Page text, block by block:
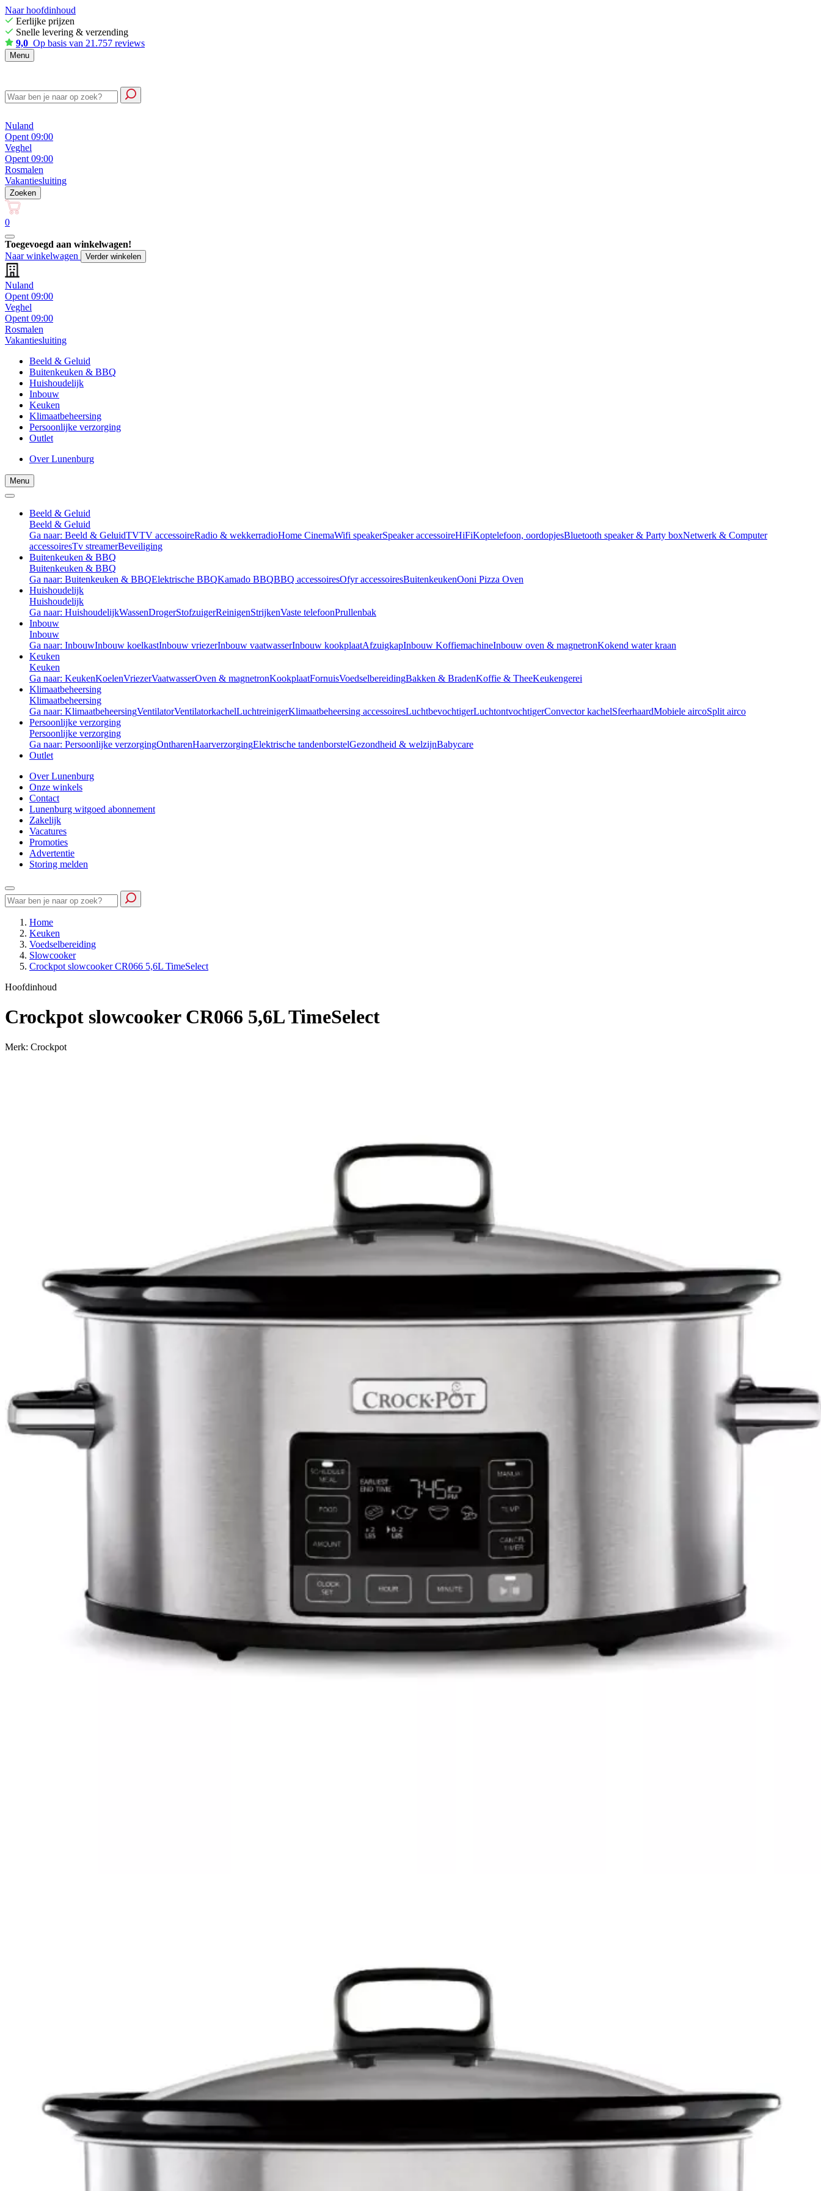
Naar hoofdinhoud
Eerlijke prijzen
Snelle levering & verzending
9,0 Op basis van 21.757 reviews
Menu
Nuland
Opent 09:00
Veghel
Opent 09:00
Rosmalen
Vakantiesluiting
Zoeken
0
Toegevoegd aan winkelwagen!
Naar winkelwagen
Verder winkelen
Nuland
Opent 09:00
Veghel
Opent 09:00
Rosmalen
Vakantiesluiting
Beeld & Geluid
Buitenkeuken & BBQ
Huishoudelijk
Inbouw
Keuken
Klimaatbeheersing
Persoonlijke verzorging
Outlet
Over Lunenburg
Menu
Beeld & Geluid
Beeld & Geluid
Ga naar: Beeld & GeluidTVTV accessoireRadio & wekkerradioHome CinemaWifi speakerSpeaker accessoireHiFiKoptelefoon, oordopjesBluetooth speaker & Party boxNetwerk & Computer
accessoiresTv streamerBeveiliging
Buitenkeuken & BBQ
Buitenkeuken & BBQ
Ga naar: Buitenkeuken & BBQElektrische BBQKamado BBQBBQ accessoiresOfyr accessoiresBuitenkeukenOoni Pizza Oven
Huishoudelijk
Huishoudelijk
Ga naar: HuishoudelijkWassenDrogerStofzuigerReinigenStrijkenVaste telefoonPrullenbak
Inbouw
Inbouw
Ga naar: InbouwInbouw koelkastInbouw vriezerInbouw vaatwasserInbouw kookplaatAfzuigkapInbouw KoffiemachineInbouw oven & magnetronKokend water kraan
Keuken
Keuken
Ga naar: KeukenKoelenVriezerVaatwasserOven & magnetronKookplaatFornuisVoedselbereidingBakken & BradenKoffie & TheeKeukengerei
Klimaatbeheersing
Klimaatbeheersing
Ga naar: KlimaatbeheersingVentilatorVentilatorkachelLuchtreinigerKlimaatbeheersing accessoiresLuchtbevochtigerLuchtontvochtigerConvector kachelSfeerhaardMobiele aircoSplit airco
Persoonlijke verzorging
Persoonlijke verzorging
Ga naar: Persoonlijke verzorgingOntharenHaarverzorgingElektrische tandenborstelGezondheid & welzijnBabycare
Outlet
Over Lunenburg
Onze winkels
Contact
Lunenburg witgoed abonnement
Zakelijk
Vacatures
Promoties
Advertentie
Storing melden
Home
Keuken
Voedselbereiding
Slowcooker
Crockpot slowcooker CR066 5,6L TimeSelect
Hoofdinhoud
Crockpot slowcooker CR066 5,6L TimeSelect
Merk: Crockpot